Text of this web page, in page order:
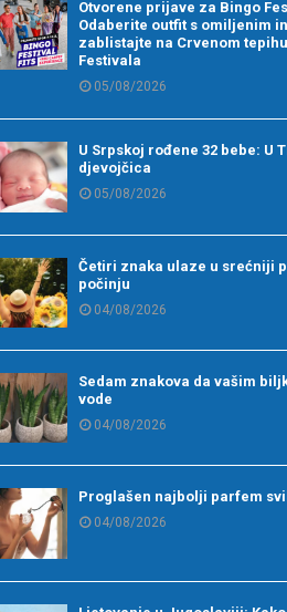
Otvorene prijave za Bingo
Odaberite outfit s omiljenim
zablistajte na Crvenom
Festivala
05/08/2026
U Srpskoj rođene 32 bebe: U
djevojčica
05/08/2026
Četiri znaka ulaze u srećniji
počinju
04/08/2026
Sedam znakova da vašim
vode
04/08/2026
Proglašen najbolji parfem
04/08/2026